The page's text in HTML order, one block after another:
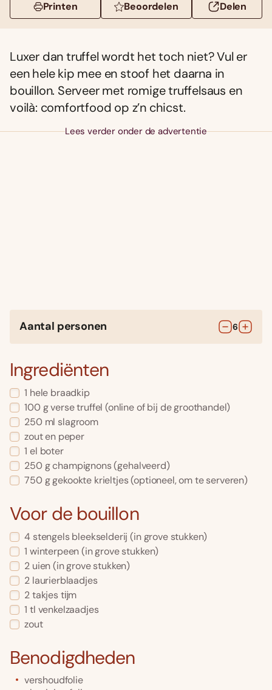
Printen Beoordelen Delen
Luxer dan truffel wordt het toch niet? Vul er
een hele kip mee en stoof het daarna in
bouillon. Serveer met romige truffelsaus en
voilà: comfortfood op z’n chicst.
Lees verder onder de advertentie
Aantal personen 6
Ingrediënten
1 hele braadkip
100 gverse truffel (online of bij de groothandel)
250 ml slagroom
zout en peper
1 el boter
250 gchampignons(gehalveerd)
750 ggekookte krieltjes(optioneel, om te serveren)
Voor de bouillon
4 stengels bleekselderij (in grove stukken)
1 winterpeen(in grove stukken)
2 uien(in grove stukken)
2 laurierblaadjes
2takjes tĳm
1 tl venkelzaadjes
zout
Benodigdheden
vershoudfolie